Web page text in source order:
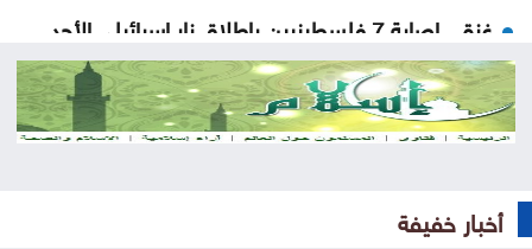
غزة .. إصابة 7 فلسطينيين بإطلاق نار إسرائيلي الأحد
إيران .. تعيين محسن رضائي أمينا عاما للمجلس الأعلى
للأمن القومي
القتال في 3 جبهات
أخبار خفيفة